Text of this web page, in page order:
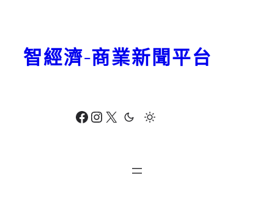
Facebook Instagram X
智經濟-商業新聞平台